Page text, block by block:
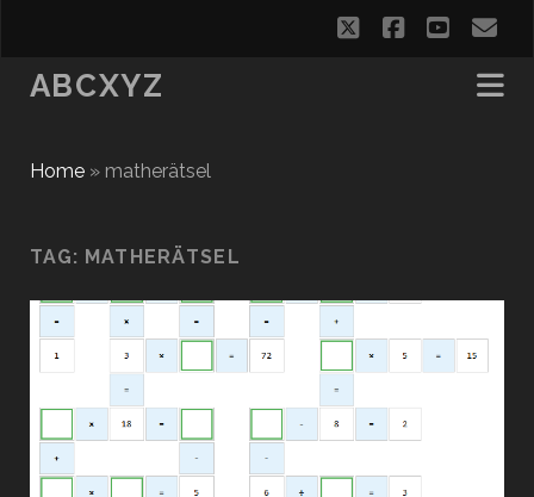
twitterfacebook
ABCXYZ
Home» matherätsel
TAG: MATHERÄTSEL